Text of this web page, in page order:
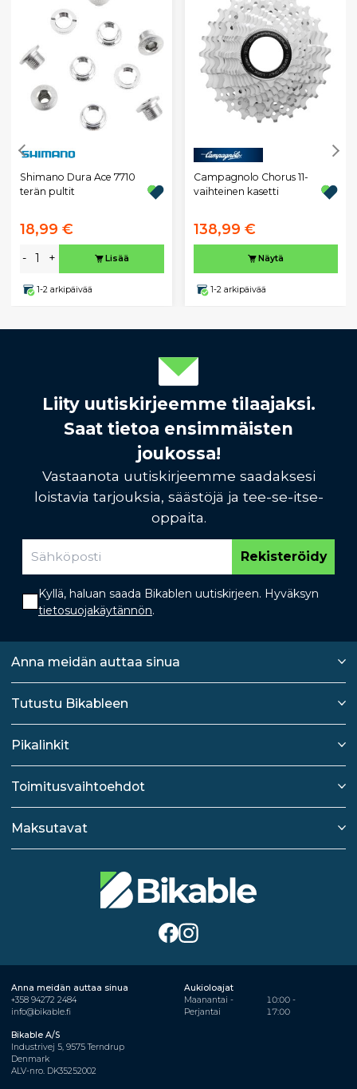
Shimano Dura Ace 7710
terän pultit
18,99 €
- + Lisää
1-2 arkipäivää
Campagnolo Chorus 11-
vaihteinen kasetti
138,99 €
Näytä
1-2 arkipäivää
Liity uutiskirjeemme tilaajaksi.
Saat tietoa ensimmäisten
joukossa!
Vastaanota uutiskirjeemme saadaksesi
loistavia tarjouksia, säästöjä ja tee-se-itse-
oppaita.
Rekisteröidy
Kyllä, haluan saada Bikablen uutiskirjeen. Hyväksyn
tietosuojakäytännön.
Anna meidän auttaa sinua
Tutustu Bikableen
Pikalinkit
Toimitusvaihtoehdot
Maksutavat
Anna meidän auttaa sinua
+358 94272 2484
info@bikable.fi
Aukioloajat
Maanantai -
Perjantai
10:00 -
17:00
Bikable A/S
Industrivej 5, 9575 Terndrup
Denmark
ALV-nro. DK35252002